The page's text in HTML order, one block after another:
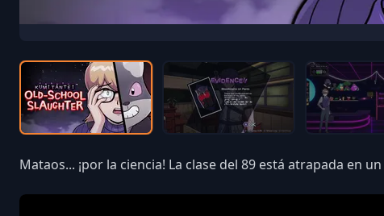
Mataos... ¡por la ciencia! La clase del 89 está atrapada en